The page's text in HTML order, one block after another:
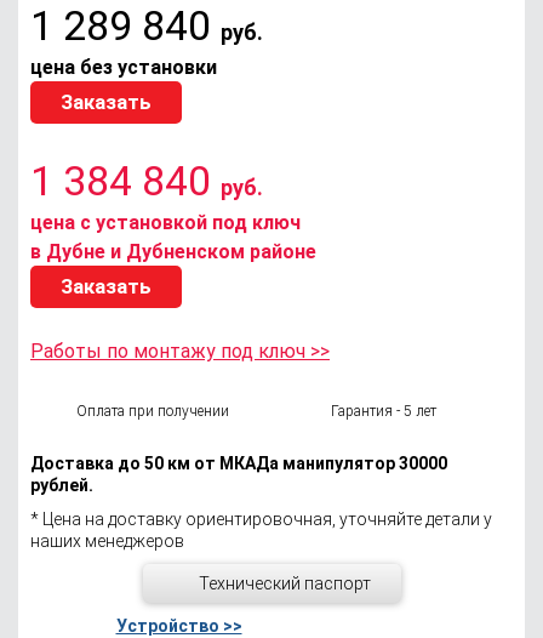
1 289 840 руб.
цена без установки
Заказать
1 384 840 руб.
цена с установкой под ключ
в Дубне и Дубненском районе
Заказать
Работы по монтажу под ключ >>
Оплата при получении Гарантия - 5 лет
Доставка до 50 км от МКАДа манипулятор 30000
рублей.
* Цена на доставку ориентировочная, уточняйте детали у
наших менеджеров
Технический паспорт
Устройство >>